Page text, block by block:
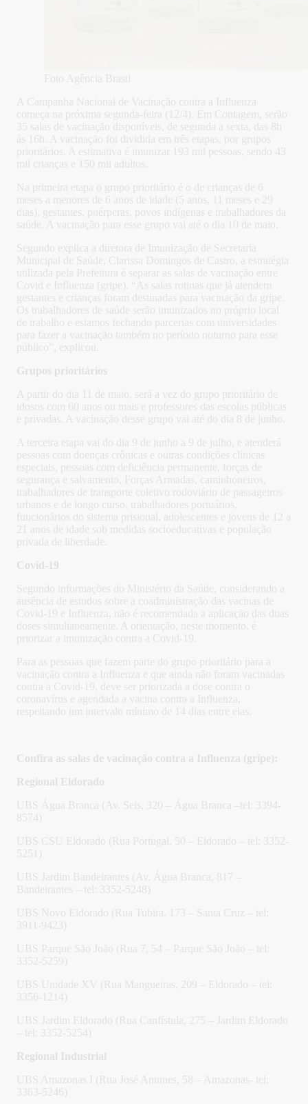
Foto Agência Brasil
A Campanha Nacional de Vacinação contra a Influenza
começa na próxima segunda-feira (12/4). Em Contagem, serão
35 salas de vacinação disponíveis, de segunda a sexta, das 8h
às 16h. A vacinação foi dividida em três etapas, por grupos
prioritários. A estimativa é imunizar 193 mil pessoas, sendo 43
mil crianças e 150 mil adultos.
Na primeira etapa o grupo prioritário é o de crianças de 6
meses a menores de 6 anos de idade (5 anos, 11 meses e 29
dias), gestantes, puérperas, povos indígenas e trabalhadores da
saúde. A vacinação para esse grupo vai até o dia 10 de maio.
Segundo explica a diretora de Imunização de Secretaria
Municipal de Saúde, Clarissa Domingos de Castro, a estratégia
utilizada pela Prefeitura é separar as salas de vacinação entre
Covid e Influenza (gripe). “As salas rotinas que já atendem
gestantes e crianças foram destinadas para vacinação da gripe.
Os trabalhadores de saúde serão imunizados no próprio local
de trabalho e estamos fechando parcerias com universidades
para fazer a vacinação também no período noturno para esse
público”, explicou.
Grupos prioritários
A partir do dia 11 de maio, será a vez do grupo prioritário de
idosos com 60 anos ou mais e professores das escolas públicas
e privadas. A vacinação desse grupo vai até do dia 8 de junho.
A terceira etapa vai do dia 9 de junho a 9 de julho, e atenderá
pessoas com doenças crônicas e outras condições clínicas
especiais, pessoas com deficiência permanente, forças de
segurança e salvamento, Forças Armadas, caminhoneiros,
trabalhadores de transporte coletivo rodoviário de passageiros
urbanos e de longo curso, trabalhadores portuários,
funcionários do sistema prisional, adolescentes e jovens de 12 a
21 anos de idade sob medidas socioeducativas e população
privada de liberdade.
Covid-19
Segundo informações do Ministério da Saúde, considerando a
ausência de estudos sobre a coadministração das vacinas de
Covid-19 e Influenza, não é recomendada a aplicação das duas
doses simultaneamente. A orientação, neste momento, é
priorizar a imunização contra a Covid-19.
Para as pessoas que fazem parte do grupo prioritário para a
vacinação contra a Influenza e que ainda não foram vacinadas
contra a Covid-19, deve ser priorizada a dose contra o
coronavírus e agendada a vacina contra a Influenza,
respeitando um intervalo mínimo de 14 dias entre elas.
Confira as salas de vacinação contra a Influenza (gripe):
Regional Eldorado
UBS Água Branca (Av. Seis, 320 – Água Branca –tel: 3394-
8574)
UBS CSU Eldorado (Rua Portugal, 50 – Eldorado – tel: 3352-
5251)
UBS Jardim Bandeirantes (Av. Água Branca, 817 –
Bandeirantes – tel: 3352-5248)
UBS Novo Eldorado (Rua Tubira, 173 – Santa Cruz – tel:
3911-9423)
UBS Parque São João (Rua 7, 54 – Parque São João – tel:
3352-5259)
UBS Unidade XV (Rua Mangueiras, 209 – Eldorado – tel:
3356-1214)
UBS Jardim Eldorado (Rua Canfístula, 275 – Jardim Eldorado
– tel: 3352-5254)
Regional Industrial
UBS Amazonas I (Rua José Antunes, 58 – Amazonas- tel:
3363-5246)